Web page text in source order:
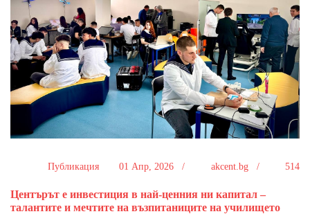
Публикация 01 Апр, 2026 / akcent.bg / 514
Центърът е инвестиция в най-ценния ни капитал –
талантите и мечтите на възпитаниците на училището